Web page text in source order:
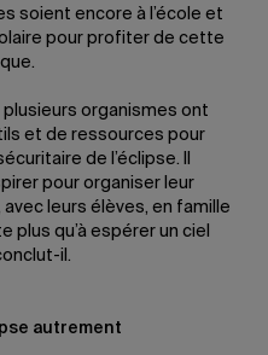
soient encore à l’école et
pour profiter de cette
plusieurs organismes ont
et de ressources pour
de l’éclipse. Il
pour organiser leur
leurs élèves, en famille
plus qu’à espérer un ciel
il.
autrement